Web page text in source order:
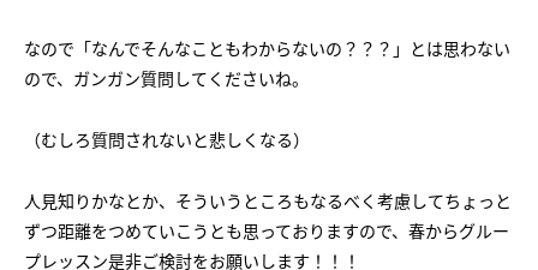
なので「なんでそんなこともわからないの？？？」とは思わない
ので、ガンガン質問してくださいね。
（むしろ質問されないと悲しくなる）
人見知りかなとか、そういうところもなるべく考慮してちょっと
ずつ距離をつめていこうとも思っておりますので、春からグルー
プレッスン是非ご検討をお願いします！！！